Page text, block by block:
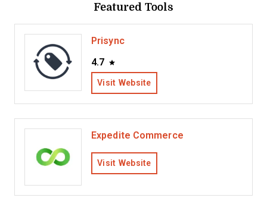
Featured Tools
Prisync
4.7
Visit Website
Expedite Commerce
Visit Website